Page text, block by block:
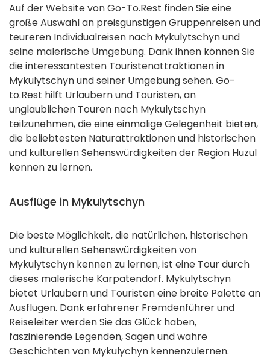
Auf der Website von Go-To.Rest finden Sie eine
große Auswahl an preisgünstigen Gruppenreisen und
teureren Individualreisen nach Mykulytschyn und
seine malerische Umgebung. Dank ihnen können Sie
die interessantesten Touristenattraktionen in
Mykulytschyn und seiner Umgebung sehen. Go-
to.Rest hilft Urlaubern und Touristen, an
unglaublichen Touren nach Mykulytschyn
teilzunehmen, die eine einmalige Gelegenheit bieten,
die beliebtesten Naturattraktionen und historischen
und kulturellen Sehenswürdigkeiten der Region Huzul
kennen zu lernen.
Ausflüge in Mykulytschyn
Die beste Möglichkeit, die natürlichen, historischen
und kulturellen Sehenswürdigkeiten von
Mykulytschyn kennen zu lernen, ist eine Tour durch
dieses malerische Karpatendorf. Mykulytschyn
bietet Urlaubern und Touristen eine breite Palette an
Ausflügen. Dank erfahrener Fremdenführer und
Reiseleiter werden Sie das Glück haben,
faszinierende Legenden, Sagen und wahre
Geschichten von Mykulychyn kennenzulernen.